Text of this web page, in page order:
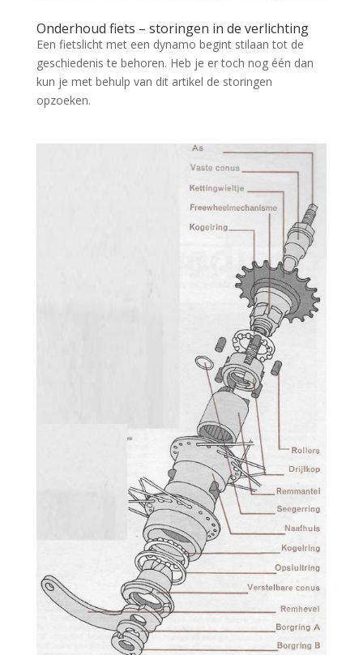
Onderhoud fiets – storingen in de verlichting
Een fietslicht met een dynamo begint stilaan tot de
geschiedenis te behoren. Heb je er toch nog één dan
kun je met behulp van dit artikel de storingen
opzoeken.